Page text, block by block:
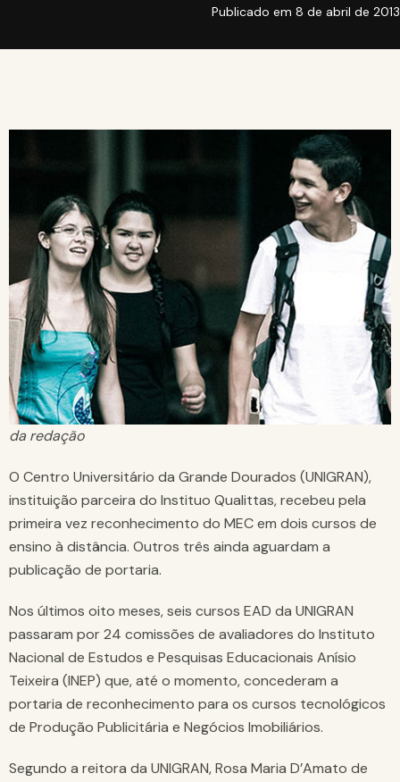
Publicado em 8 de abril de 2013
da redação
O Centro Universitário da Grande Dourados (UNIGRAN),
instituição parceira do Instituo Qualittas, recebeu pela
primeira vez reconhecimento do MEC em dois cursos de
ensino à distância. Outros três ainda aguardam a
publicação de portaria.
Nos últimos oito meses, seis cursos EAD da UNIGRAN
passaram por 24 comissões de avaliadores do Instituto
Nacional de Estudos e Pesquisas Educacionais Anísio
Teixeira (INEP) que, até o momento, concederam a
portaria de reconhecimento para os cursos tecnológicos
de Produção Publicitária e Negócios Imobiliários.
Segundo a reitora da UNIGRAN, Rosa Maria D’Amato de